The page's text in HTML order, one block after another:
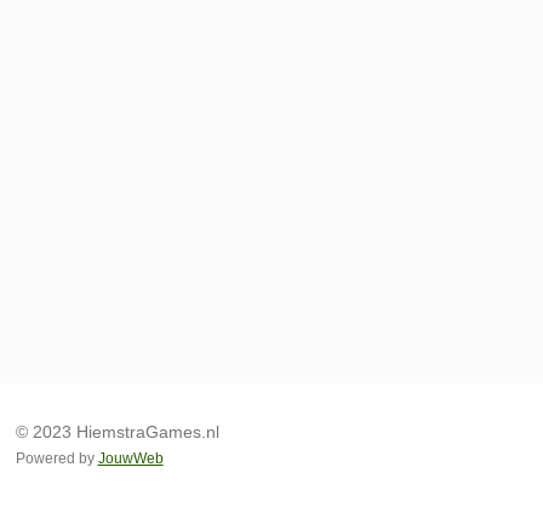
© 2023 HiemstraGames.nl
Powered by JouwWeb